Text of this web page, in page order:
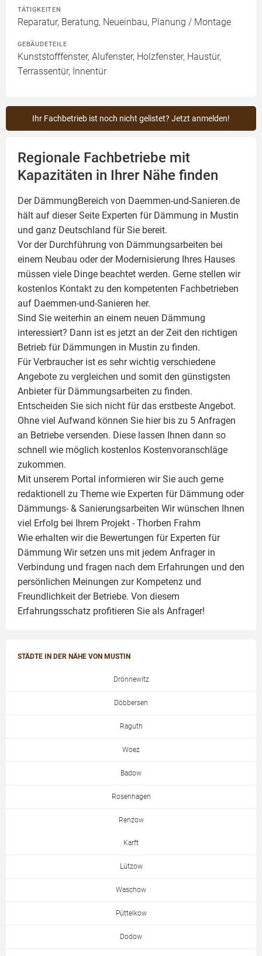
TÄTIGKEITEN
Reparatur, Beratung, Neueinbau, Planung / Montage
GEBÄUDETEILE
Kunststofffenster, Alufenster, Holzfenster, Haustür,
Terrassentür, Innentür
Ihr Fachbetrieb ist noch nicht gelistet? Jetzt anmelden!
Regionale Fachbetriebe mit
Kapazitäten in Ihrer Nähe finden
Der DämmungBereich von Daemmen-und-Sanieren.de
hält auf dieser Seite Experten für Dämmung in Mustin
und ganz Deutschland für Sie bereit.
Vor der Durchführung von Dämmungsarbeiten bei
einem Neubau oder der Modernisierung Ihres Hauses
müssen viele Dinge beachtet werden. Gerne stellen wir
kostenlos Kontakt zu den kompetenten Fachbetrieben
auf Daemmen-und-Sanieren her.
Sind Sie weiterhin an einem neuen Dämmung
interessiert? Dann ist es jetzt an der Zeit den richtigen
Betrieb für Dämmungen in Mustin zu finden.
Für Verbraucher ist es sehr wichtig verschiedene
Angebote zu vergleichen und somit den günstigsten
Anbieter für Dämmungsarbeiten zu finden.
Entscheiden Sie sich nicht für das erstbeste Angebot.
Ohne viel Aufwand können Sie hier bis zu 5 Anfragen
an Betriebe versenden. Diese lassen Ihnen dann so
schnell wie möglich kostenlos Kostenvoranschläge
zukommen.
Mit unserem Portal informieren wir Sie auch gerne
redaktionell zu Theme wie Experten für Dämmung oder
Dämmungs- & Sanierungsarbeiten Wir wünschen Ihnen
viel Erfolg bei Ihrem Projekt - Thorben Frahm
Wie erhalten wir die Bewertungen für Experten für
Dämmung Wir setzen uns mit jedem Anfrager in
Verbindung und fragen nach dem Erfahrungen und den
persönlichen Meinungen zur Kompetenz und
Freundlichkeit der Betriebe. Von diesem
Erfahrungsschatz profitieren Sie als Anfrager!
STÄDTE IN DER NÄHE VON MUSTIN
Drönnewitz
Döbbersen
Raguth
Woez
Badow
Rosenhagen
Renzow
Karft
Lützow
Waschow
Püttelkow
Dodow